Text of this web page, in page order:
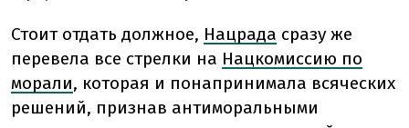
Стоит отдать должное, Нацрада сразу же
перевела все стрелки на Нацкомиссию по
морали, которая и понапринимала всяческих
решений, признав антиморальными